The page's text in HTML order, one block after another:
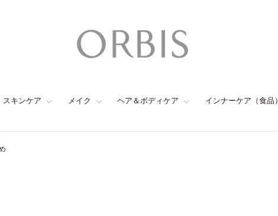
スキンケア メイク ヘア＆ボディケア インナーケア（食品）